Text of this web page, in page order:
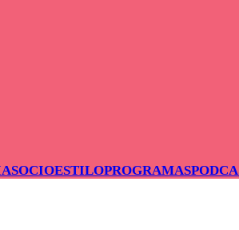
OCIOESTILOPROGRAMAS